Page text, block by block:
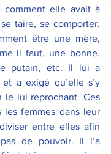
elle avait à
taire, se comporter.
être une mère,
il faut, une bonne,
putain, etc. Il lui a
a exigé qu’elle s’y
le lui reprochant. Ces
les femmes dans leur
entre elles afin
pas de pouvoir. Il l’a